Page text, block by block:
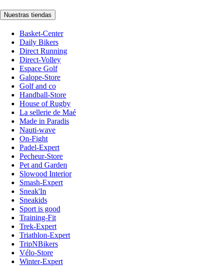
Nuestras tiendas
Basket-Center
Daily Bikers
Direct Running
Direct-Volley
Espace Golf
Galope-Store
Golf and co
Handball-Store
House of Rugby
La sellerie de Maé
Made in Paradis
Nauti-wave
On-Fight
Padel-Expert
Pecheur-Store
Pet and Garden
Slowood Interior
Smash-Expert
Sneak'In
Sneakids
Sport is good
Training-Fit
Trek-Expert
Triathlon-Expert
TripNBikers
Vélo-Store
Winter-Expert